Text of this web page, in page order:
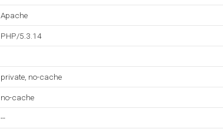
Apache
PHP/5.3.14
private, no-cache
no-cache
--